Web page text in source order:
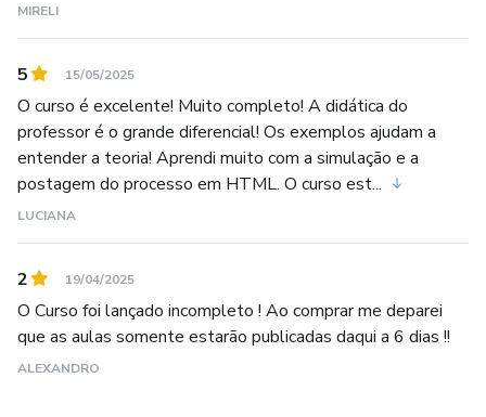
MIRELI
5 15/05/2025
O curso é excelente! Muito completo! A didática do
professor é o grande diferencial! Os exemplos ajudam a
entender a teoria! Aprendi muito com a simulação e a
postagem do processo em HTML. O curso est...
LUCIANA
2 19/04/2025
O Curso foi lançado incompleto ! Ao comprar me deparei
que as aulas somente estarão publicadas daqui a 6 dias !!
ALEXANDRO